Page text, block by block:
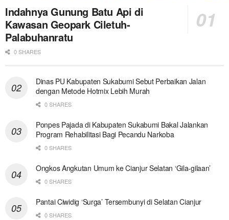
Indahnya Gunung Batu Api di
Kawasan Geopark Ciletuh-
Palabuhanratu
0 SHARES
Dinas PU Kabupaten Sukabumi Sebut Perbaikan Jalan
dengan Metode Hotmix Lebih Murah
0 SHARES
Ponpes Pajada di Kabupaten Sukabumi Bakal Jalankan
Program Rehabilitasi Bagi Pecandu Narkoba
0 SHARES
Ongkos Angkutan Umum ke Cianjur Selatan ‘Gila-gilaan’
0 SHARES
Pantai Ciwidig ‘Surga’ Tersembunyi di Selatan Cianjur
0 SHARES